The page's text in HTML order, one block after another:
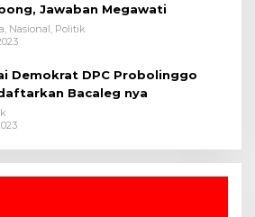
Jawaban Megawati
Nasional, Politik
Demokrat DPC Probolinggo
Bacaleg nya